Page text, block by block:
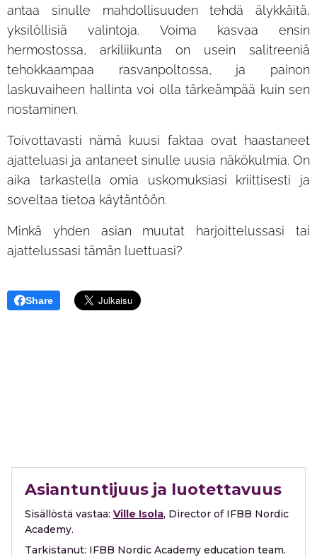
antaa sinulle mahdollisuuden tehdä älykkäitä,
yksilöllisiä valintoja. Voima kasvaa ensin
hermostossa, arkiliikunta on usein salitreeniä
tehokkaampaa rasvanpoltossa, ja painon
laskuvaiheen hallinta voi olla tärkeämpää kuin sen
nostaminen.
Toivottavasti nämä kuusi faktaa ovat haastaneet
ajatteluasi ja antaneet sinulle uusia näkökulmia. On
aika tarkastella omia uskomuksiasi kriittisesti ja
soveltaa tietoa käytäntöön.
Minkä yhden asian muutat harjoittelussasi tai
ajattelussasi tämän luettuasi?
Share
Asiantuntijuus ja luotettavuus
Sisällöstä vastaa: Ville Isola, Director of IFBB Nordic
Academy.
Tarkistanut: IFBB Nordic Academy education team.